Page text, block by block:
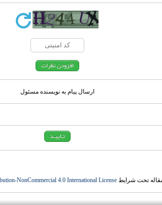
ارسال پیام به نویسنده مسئول
مقاله تحت شرایط NonCommercial 4.0 International License